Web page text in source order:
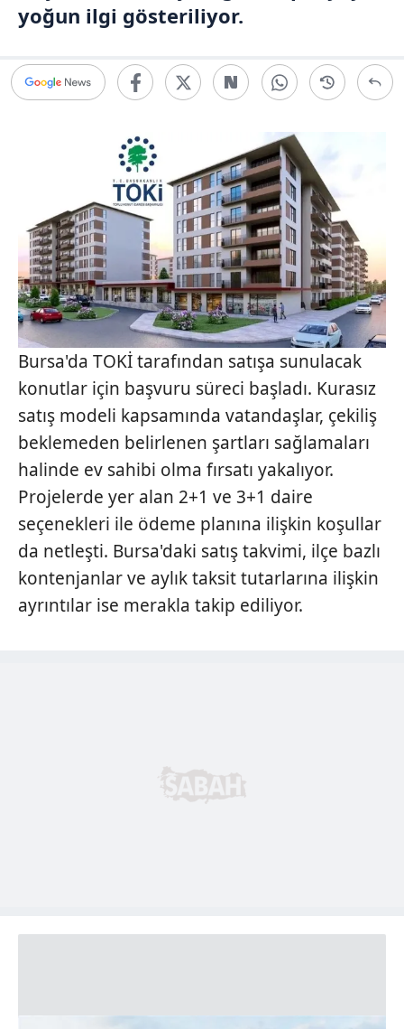
yoğun ilgi gösteriliyor.
Bursa'da TOKİ tarafından satışa sunulacak
konutlar için başvuru süreci başladı. Kurasız
satış modeli kapsamında vatandaşlar, çekiliş
beklemeden belirlenen şartları sağlamaları
halinde ev sahibi olma fırsatı yakalıyor.
Projelerde yer alan 2+1 ve 3+1 daire
seçenekleri ile ödeme planına ilişkin koşullar
da netleşti. Bursa'daki satış takvimi, ilçe bazlı
kontenjanlar ve aylık taksit tutarlarına ilişkin
ayrıntılar ise merakla takip ediliyor.